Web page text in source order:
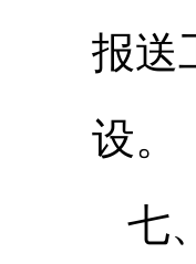
报送
设。
七